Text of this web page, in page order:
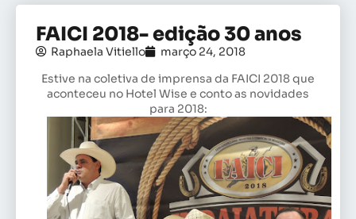
FAICI 2018- edição 30 anos
Raphaela Vitiello
março 24, 2018
Estive na coletiva de imprensa da FAICI 2018 que
aconteceu no Hotel Wise e conto as novidades
para 2018: